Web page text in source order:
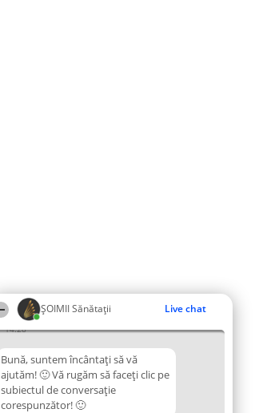
ŞOIMII Sănătații Live chat
14:28
Bună, suntem încântați să vă
ajutăm! 🙂 Vă rugăm să faceți clic pe
subiectul de conversație
corespunzător! 🙂